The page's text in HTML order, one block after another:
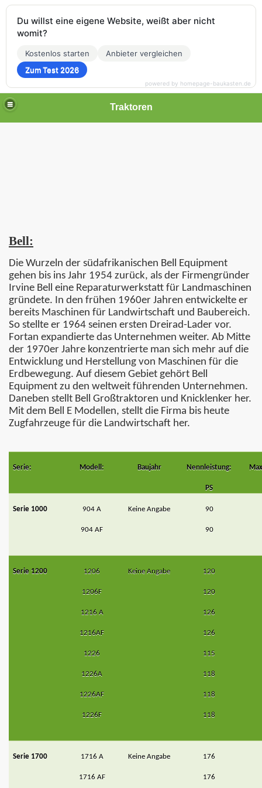
Traktoren
Bell:
Die Wurzeln der südafrikanischen Bell Equipment
gehen bis ins Jahr 1954 zurück, als der Firmengründer
Irvine Bell eine Reparaturwerkstatt für Landmaschinen
gründete. In den frühen 1960er Jahren entwickelte er
bereits Maschinen für Landwirtschaft und Baubereich.
So stellte er 1964 seinen ersten Dreirad-Lader vor.
Fortan expandierte das Unternehmen weiter. Ab Mitte
der 1970er Jahre konzentrierte man sich mehr auf die
Entwicklung und Herstellung von Maschinen für die
Erdbewegung. Auf diesem Gebiet gehört Bell
Equipment zu den weltweit führenden Unternehmen.
Daneben stellt Bell Großtraktoren und Knicklenker her.
Mit dem Bell E Modellen, stellt die Firma bis heute
Zugfahrzeuge für die Landwirtschaft her.
Serie: Modell: Baujahr Nennleistung:
PS
Serie 1000 904 A
904 AF
Keine Angabe 90
90
Serie 1200 1206
1206F
1216 A
1216AF
1226
1226A
1226AF
1226F
Keine Angabe 120
120
126
126
115
118
118
118
Serie 1700 1716 A
1716 AF
Keine Angabe 176
176
Du willst eine eigene Website, weißt aber nicht
womit?
Kostenlos starten
Anbieter vergleichen
Zum Test 2026
powered by homepage-baukasten.de